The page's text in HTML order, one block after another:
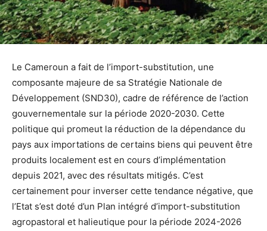
Le Cameroun a fait de l’import-substitution, une
composante majeure de sa Stratégie Nationale de
Développement (SND30), cadre de référence de l’action
gouvernementale sur la période 2020-2030. Cette
politique qui promeut la réduction de la dépendance du
pays aux importations de certains biens qui peuvent être
produits localement est en cours d’implémentation
depuis 2021, avec des résultats mitigés. C’est
certainement pour inverser cette tendance négative, que
l’Etat s’est doté d’un Plan intégré d’import-substitution
agropastoral et halieutique pour la période 2024-2026